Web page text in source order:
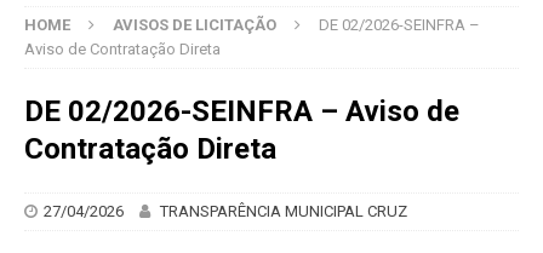
HOME AVISOS DE LICITAÇÃO
DE 02/2026-SEINFRA –
Aviso de Contratação Direta
DE 02/2026-SEINFRA – Aviso de
Contratação Direta
27/04/2026 TRANSPARÊNCIA MUNICIPAL CRUZ